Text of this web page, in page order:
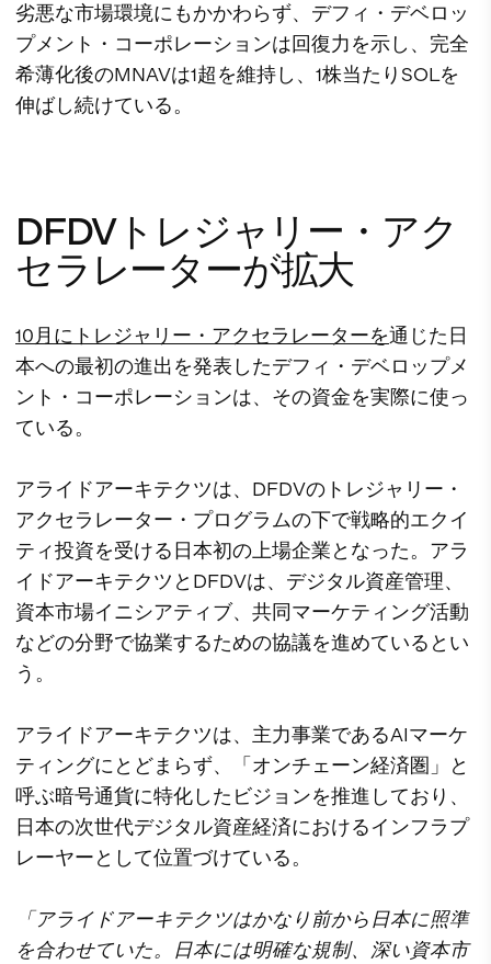
劣悪な市場環境にもかかわらず、デフィ・デベロッ
プメント・コーポレーションは回復力を示し、完全
希薄化後のMNAVは1超を維持し、1株当たりSOLを
伸ばし続けている。
DFDVトレジャリー・アク
セラレーターが拡大
10月にトレジャリー・アクセラレーターを通じた日
本への最初の進出を発表したデフィ・デベロップメ
ント・コーポレーションは、その資金を実際に使っ
ている。
アライドアーキテクツは、DFDVのトレジャリー・
アクセラレーター・プログラムの下で戦略的エクイ
ティ投資を受ける日本初の上場企業となった。アラ
イドアーキテクツとDFDVは、デジタル資産管理、
資本市場イニシアティブ、共同マーケティング活動
などの分野で協業するための協議を進めているとい
う。
アライドアーキテクツは、主力事業であるAIマーケ
ティングにとどまらず、「オンチェーン経済圏」と
呼ぶ暗号通貨に特化したビジョンを推進しており、
日本の次世代デジタル資産経済におけるインフラプ
レーヤーとして位置づけている。
「アライドアーキテクツはかなり前から日本に照準
を合わせていた。日本には明確な規制、深い資本市